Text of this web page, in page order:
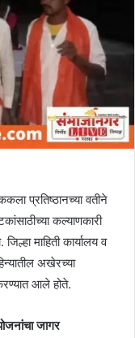
प्रतिष्ठानच्या वतीने
कल्याणकारी
माहिती कार्यालय व
अखेरच्या
आले होते.
जागर